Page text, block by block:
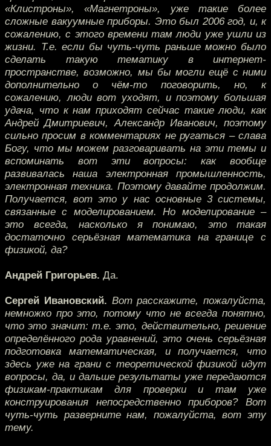
«Клистроны», «Магнетроны», уже такие более
сложные вакуумные приборы. Это был 2006 год, и, к
сожалению, с этого времени там люди уже ушли из
жизни. Т.е. если бы чуть-чуть раньше можно было
сделать такую тематику в интернет-
пространстве, возможно, мы бы могли ещё с ними
дополнительно о чём-то поговорить, но, к
сожалению, люди вот уходят, и поэтому большая
удача, что к нам приходят сейчас такие люди, как
Андрей Дмитриевич, Александр Иванович, поэтому
сильно просим в комментариях не ругаться – слава
Богу, что мы можем разговаривать на эти темы и
вспоминать вот эти вопросы: как вообще
развивалась наша электронная промышленность,
электронная техника. Поэтому давайте продолжим.
Получается, вот это у нас основные 3 системы,
связанные с моделированием. Но моделирование –
это всегда, насколько я понимаю, это такая
достаточно серьёзная математика на границе с
физикой, да?
Андрей Григорьев. Да.
Сергей Ивановский. Вот расскажите, пожалуйста,
немножко про это, потому что не всегда понятно,
что это значит: т.е. это, действительно, решение
определённого рода уравнений, это очень серьёзная
подготовка математическая, и получается, что
здесь уже на грани с теоретической физикой идут
вопросы, да, и дальше результаты уже передаются
физикам-практикам для проверки и там уже
конструирования непосредственно приборов? Вот
чуть-чуть разверните нам, пожалуйста, вот эту
тему.